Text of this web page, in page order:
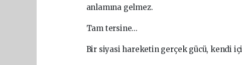
anlamına gelmez.
Tam tersine...
Bir siyasi hareketin gerçek gücü, kendi